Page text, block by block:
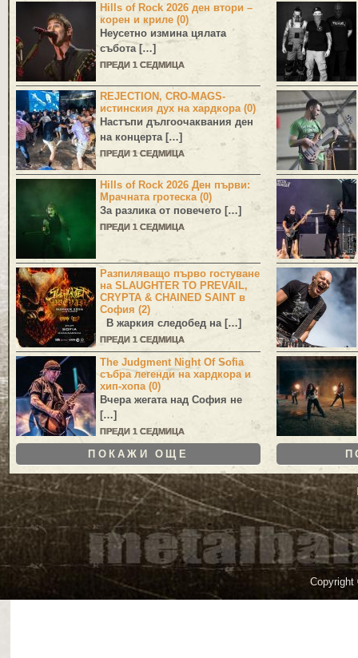
Hills of Rock 2026 ден втори –
корен и криле (0)
Неусетно измина цялата
събота […]
ПРЕДИ 1 СЕДМИЦА
REJECTION, CRO-MAGS-
истинския дух на хардкора (0)
Настъпи дългоочаквания ден
на концерта […]
ПРЕДИ 1 СЕДМИЦА
Hills of Rock 2026 Ден първи:
Мрачната гротеска (0)
За разлика от повечето […]
ПРЕДИ 1 СЕДМИЦА
Разпиляващо първо гостуване
на SLAUGHTER TO PREVAIL,
CRYPTA & CHAINED SAINT в
София (2)
В жаркия следобед на […]
ПРЕДИ 1 СЕДМИЦА
The Judgment Night Of Sofia
събра легенди на хардкора и
хип-хопа (0)
Вчера жегата над София не
[…]
ПРЕДИ 1 СЕДМИЦА
ПОКАЖИ ОЩЕ